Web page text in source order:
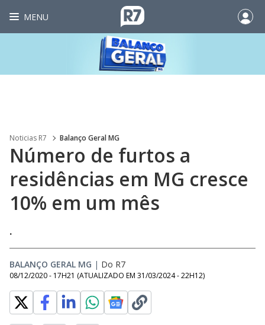
MENU
Noticias R7 Balanço Geral MG
Número de furtos a
residências em MG cresce
10% em um mês
.
BALANÇO GERAL MG | Do R7
08/12/2020 - 17H21 (ATUALIZADO EM 31/03/2024 - 22H12)